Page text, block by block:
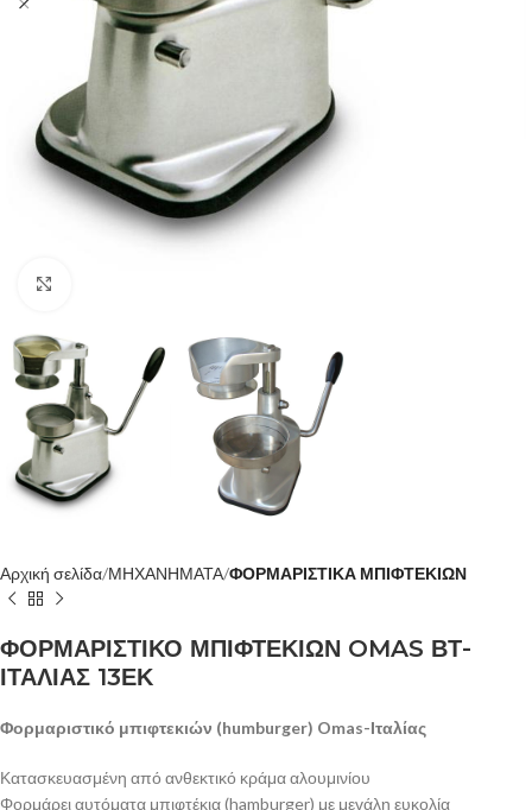
Αρχική σελίδα ΜΗΧΑΝΗΜΑΤΑ ΦΟΡΜΑΡΙΣΤΙΚΑ ΜΠΙΦΤΕΚΙΩΝ
ΦΟΡΜΑΡΙΣΤΙΚΟ ΜΠΙΦΤΕΚΙΩΝ OMAS ΒΤ-
ΙΤΑΛΙΑΣ 13ΕΚ
Φορμαριστικό μπιφτεκιών (humburger) Omas-Ιταλίας
Κατασκευασμένη από ανθεκτικό κράμα αλουμινίου
Φορμάρει αυτόματα μπιφτέκια (hamburger) με μεγάλη ευκολία